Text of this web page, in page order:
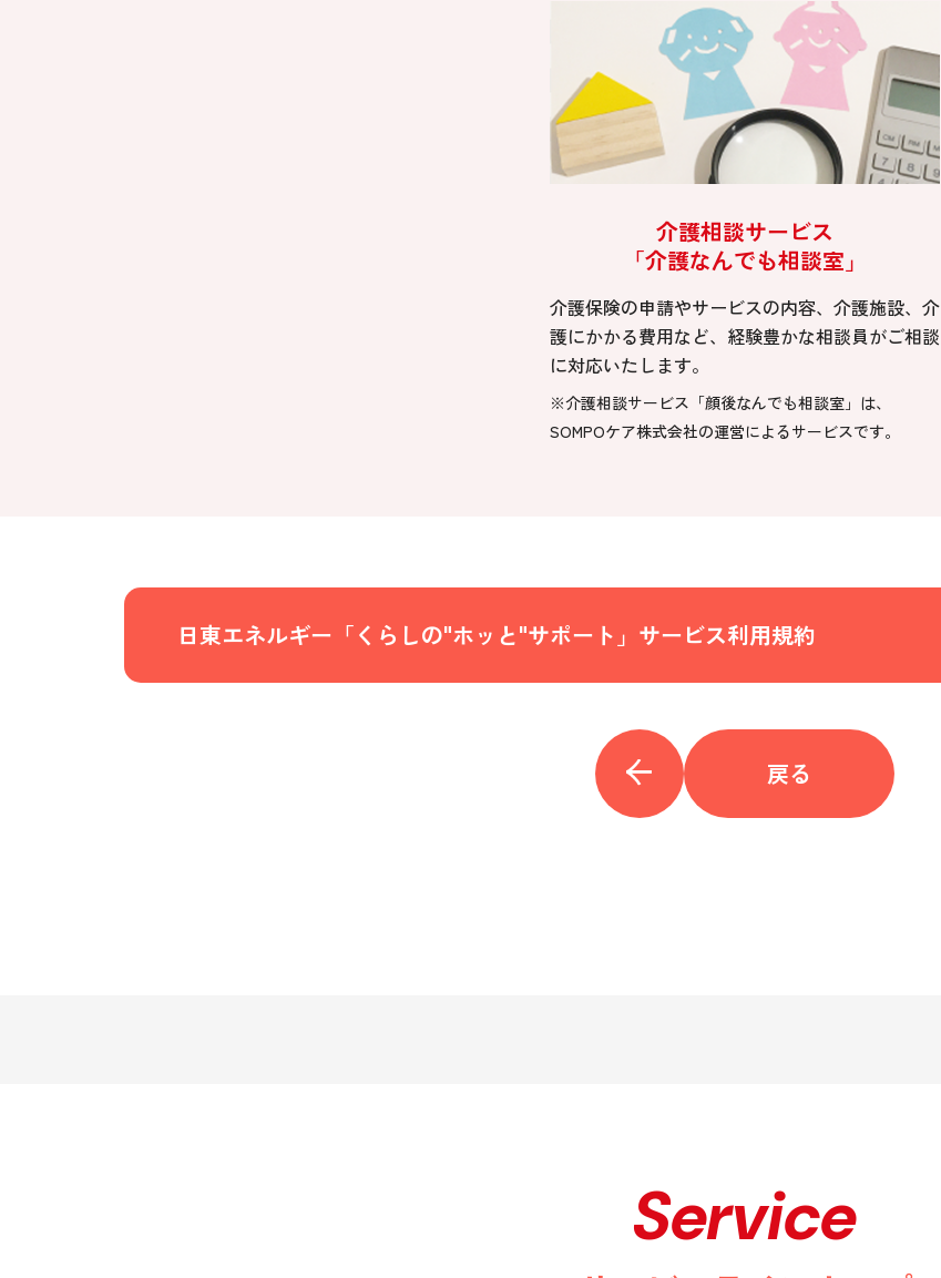
介護相談サービス
「介護なんでも相談室」
介護保険の申請やサービスの内容、介護施設、介
護にかかる費用など、経験豊かな相談員がご相談
に対応いたします。
※介護相談サービス「顔後なんでも相談室」は、
SOMPOケア株式会社の運営によるサービスです。
日東エネルギー「くらしの"ホッと"サポート」サービス利用規約
戻る
Service